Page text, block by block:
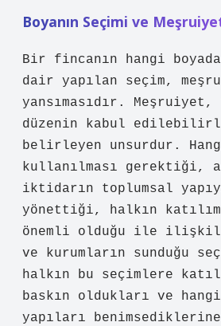
Boyanın Seçimi ve
Bir fincanın hangi boyada
dair yapılan seçim,
yansımasıdır. Meşruiyet,
düzenin kabul
belirleyen unsurdur.
kullanılması gerektiği,
iktidarın toplumsal
yönettiği, halkın
önemli olduğu ile
ve kurumların sunduğu
halkın bu seçimlere
baskın oldukları ve
yapıları